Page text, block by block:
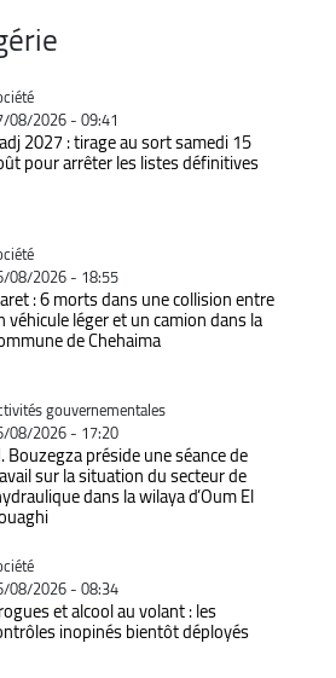
08/2026 - 09:41
2027 : tirage au sort samedi 15
pour arrêter les listes définitives
08/2026 - 18:55
: 6 morts dans une collision entre
véhicule léger et un camion dans la
de Chehaima
gouvernementales
08/2026 - 17:20
Bouzegza préside une séance de
sur la situation du secteur de
dans la wilaya d’Oum El
08/2026 - 08:34
et alcool au volant : les
inopinés bientôt déployés